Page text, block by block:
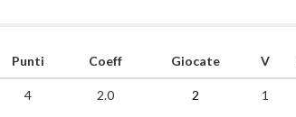
Punti Coeff Giocate V
4 2.0 2 1